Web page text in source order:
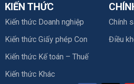
KIẾN THỨC
Kiến thức Doanh nghiệp
Kiến thức Giấy phép Con
Kiến thức Kế toán – Thuế
Kiến thức Khác
Chính
Điều